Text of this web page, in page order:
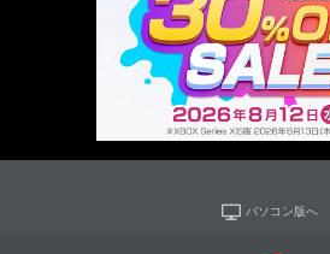
パソコン版へ